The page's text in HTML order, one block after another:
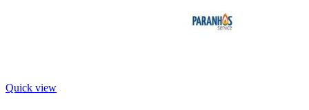
Quick view